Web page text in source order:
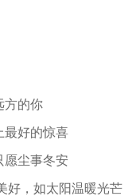
方的你
最好的惊喜
愿尘事冬安
好，如太阳温暖光芒